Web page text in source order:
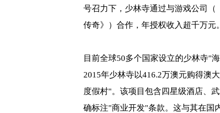
号召力下，少林寺通过与游戏公司
传奇》）合作，年授权收入超千万元。
目前全球50多个国家设立的少林寺"
2015年少林寺以416.2万澳元购得澳
度假村"。该项目包含四星级酒店、
确标注"商业开发"条款。这与其在国